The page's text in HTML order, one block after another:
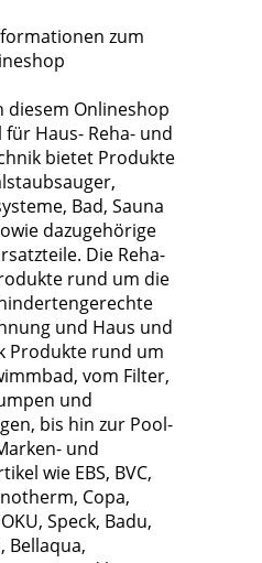
zum
diesem Onlineshop
Haus- Reha- und
bietet Produkte
Bad, Sauna
dazugehörige
Die Reha-
rund um die
und Haus und
Produkte rund um
vom Filter,
und
bis hin zur Pool-
und
wie EBS, BVC,
Copa,
Speck, Badu,
Bellaqua,